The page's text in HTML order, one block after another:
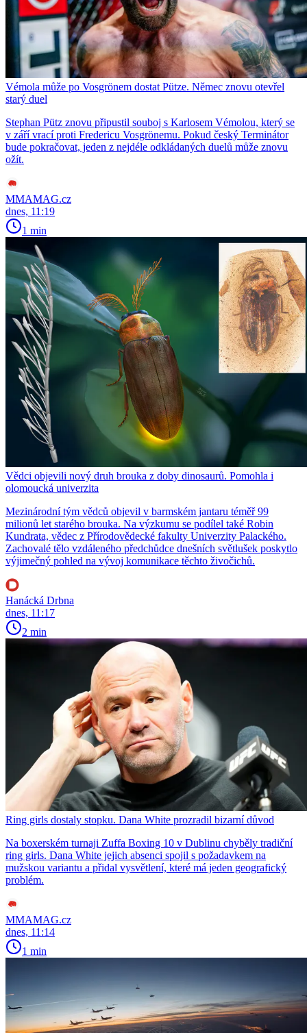
Vémola může po Vosgrönem dostat Pütze. Němec znovu otevřel
starý duel
Stephan Pütz znovu připustil souboj s Karlosem Vémolou, který se
v září vrací proti Fredericu Vosgrönemu. Pokud český Terminátor
bude pokračovat, jeden z nejdéle odkládaných duelů může znovu
ožít.
MMAMAG.cz
dnes, 11:19
1 min
Vědci objevili nový druh brouka z doby dinosaurů. Pomohla i
olomoucká univerzita
Mezinárodní tým vědců objevil v barmském jantaru téměř 99
milionů let starého brouka. Na výzkumu se podílel také Robin
Kundrata, vědec z Přírodovědecké fakulty Univerzity Palackého.
Zachovalé tělo vzdáleného předchůdce dnešních světlušek poskytlo
výjimečný pohled na vývoj komunikace těchto živočichů.
Hanácká Drbna
dnes, 11:17
2 min
Ring girls dostaly stopku. Dana White prozradil bizarní důvod
Na boxerském turnaji Zuffa Boxing 10 v Dublinu chyběly tradiční
ring girls. Dana White jejich absenci spojil s požadavkem na
mužskou variantu a přidal vysvětlení, které má jeden geografický
problém.
MMAMAG.cz
dnes, 11:14
1 min